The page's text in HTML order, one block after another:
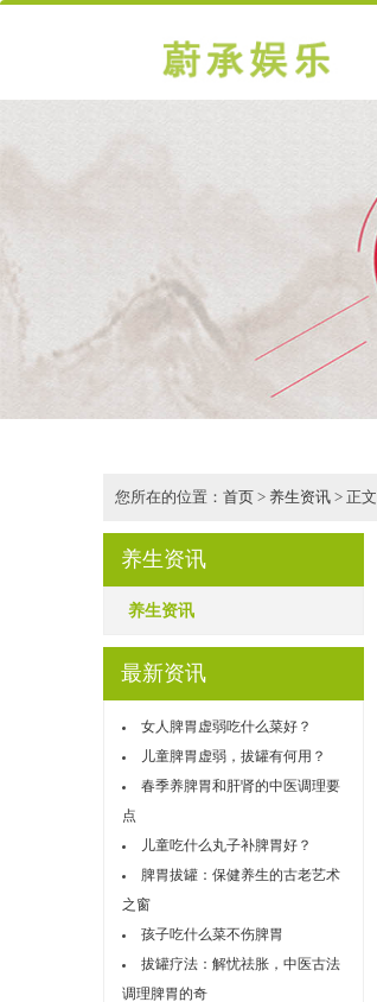
您所在的位置： 首页 > 养生资讯 > 正文
养生资讯
养生资讯
最新资讯
女人脾胃虚弱吃什么菜好？
儿童脾胃虚弱，拔罐有何用？
春季养脾胃和肝肾的中医调理要
点
儿童吃什么丸子补脾胃好？
脾胃拔罐：保健养生的古老艺术
之窗
孩子吃什么菜不伤脾胃
拔罐疗法：解忧祛胀，中医古法
调理脾胃的奇